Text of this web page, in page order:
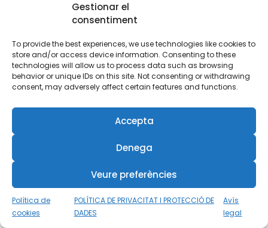
Gestionar el
consentiment
To provide the best experiences, we use technologies like cookies to
store and/or access device information. Consenting to these
technologies will allow us to process data such as browsing
behavior or unique IDs on this site. Not consenting or withdrawing
consent, may adversely affect certain features and functions.
Accepta
Denega
Veure preferències
Política de
cookies
POLÍTICA DE PRIVACITAT I PROTECCIÓ DE
DADES
Avís
legal
MOSTRA ELS DETALLS
Inici:
9 de juliol de 2021
Finalització:
10 de juliol de 2021
Cursos